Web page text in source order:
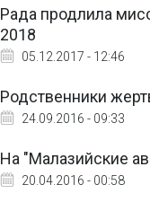
Рада продлила
2018
05.12.2017 - 12:46
Родственники
24.09.2016 - 09:33
На "Малазийские
20.04.2016 - 00:58